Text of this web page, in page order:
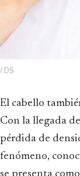
/ DS
El cabello también responde a los ciclos de la naturaleza.
Con la llegada
pérdida de
fenómeno,
se presenta